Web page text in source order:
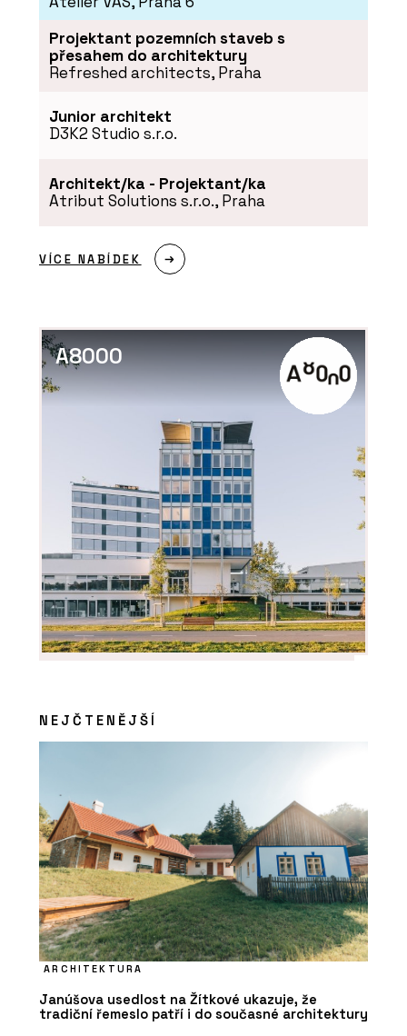
PRODUKTY
Okenní systémy Schüco AWS 75 PD.SI
Hliníkové systémy Schüco: Posunout,
nebo shrnout?
PRODUKTY
Fasádní systém Schüco FWS 50.SI
Projektant pozemních staveb s
přesahem do architektury
Refreshed architects, Praha
Junior architekt
D3K2 Studio s.r.o.
Architekt/ka - Projektant/ka
Atribut Solutions s.r.o., Praha
VÍCE NABÍDEK
A8000
NEJČTENĚJŠÍ
ARCHITEKTURA
Janúšova usedlost na Žítkové ukazuje, že
tradiční řemeslo patří i do současné architektury